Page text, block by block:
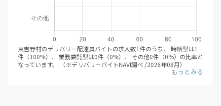
な判断軸になるかと思います。平均時給が伸びているエリアにて、積
東吉野村のデリバリー配達員バイトの求人数1件のうち、 時給型は1
件（100%）、 業務委託型は0件（0%）、 その他0件（0%）の比率と
なっています。 （※デリバリーバイトNAVI調べ /2026年08月）
前述の通り、時給型と業務委託型（成果報酬型）にはそれぞれメリッ